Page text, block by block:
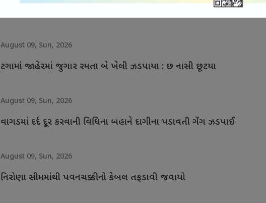
August 09, Sun, 2026
ટગામાં જાહેરમાં જુગાર રમતા બે ખેલી ઝડપાયા : છ નાસી છૂટયા
August 09, Sun, 2026
વાગડમાં દર્દ દૂર કરવાની વિધિના બહાને દાગીના પડાવતી ગેંગ ઝડપાઈ
August 09, Sun, 2026
નિરોણા સીમમાંથી પવનચક્કીનો કેબલ તફડાવી જવાયો